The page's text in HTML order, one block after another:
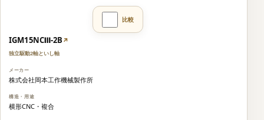
IGM15NCⅢ-2B ↗
独立駆動2軸といし軸
株式会社岡本工作機械製作所
横形CNC・複合